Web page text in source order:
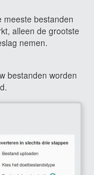
meeste bestanden
alleen de grootste
nemen.
bestanden worden